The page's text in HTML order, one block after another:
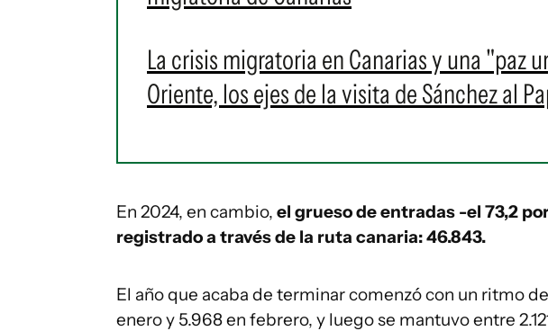
La crisis migratoria en Canarias y una "paz
Oriente, los ejes de la visita de Sánchez al
En 2024, en cambio, el grueso de entradas -el 73,2
registrado a través de la ruta canaria: 46.843.
El año que acaba de terminar comenzó con un ritmo
enero y 5.968 en febrero, y luego se mantuvo entre